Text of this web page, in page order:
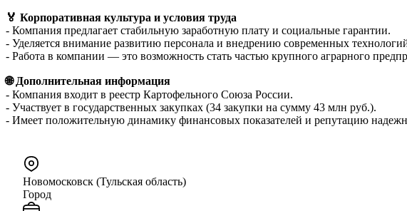
🏅 Корпоративная культура и условия труда
- Компания предлагает стабильную заработную плату и социальные гарантии.
- Уделяется внимание развитию персонала и внедрению современных
- Работа в компании — это возможность стать частью крупного аграрного
🌐 Дополнительная информация
- Компания входит в реестр Картофельного Союза России.
- Участвует в государственных закупках (34 закупки на сумму 43 млн руб.).
- Имеет положительную динамику финансовых показателей и репутацию
Новомосковск (Тульская область)
Город